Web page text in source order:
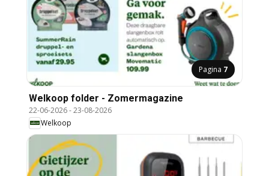
Pagina 7
Welkoop folder - Zomermagazine
22-06-2026-23-08-2026
Welkoop